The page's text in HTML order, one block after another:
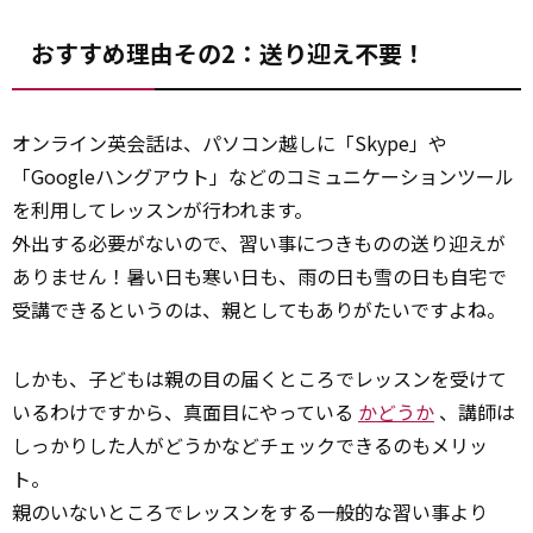
おすすめ理由その2：送り迎え不要！
オンライン英会話は、パソコン越しに「Skype」や
「Googleハングアウト」などのコミュニケーションツール
を利用してレッスンが行われます。
外出する必要がないので、習い事につきものの送り迎えが
ありません！暑い日も寒い日も、雨の日も雪の日も自宅で
受講できるというのは、親としてもありがたいですよね。
しかも、子どもは親の目の届くところでレッスンを受けて
いるわけですから、真面目にやっている かどうか 、講師は
しっかりした人がどうかなどチェックできるのもメリッ
ト。
親のいないところでレッスンをする一般的な習い事より